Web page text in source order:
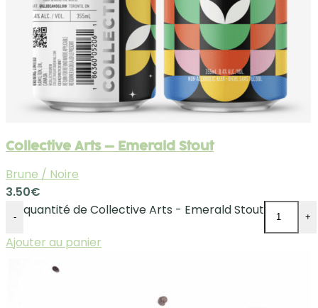
Collective Arts – Emerald Stout
Brune / Noire
3.50€
- quantité de Collective Arts - Emerald Stout +
Ajouter au panier